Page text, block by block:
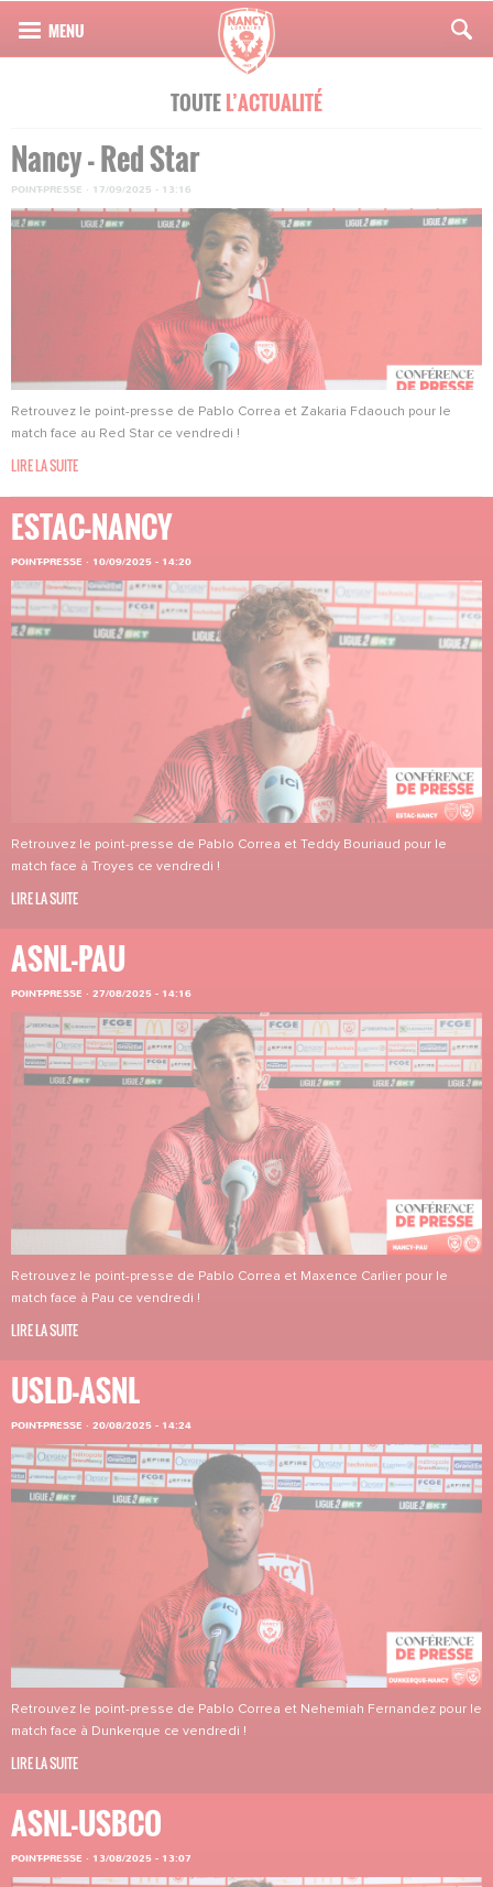
TOUTEL’ACTUALITÉ
Nancy - Red Star
POINT-PRESSE · 17/09/2025 - 13:16
Retrouvez le point-presse de Pablo Correa et Zakaria Fdaouch pour le
match face au Red Star ce vendredi !
LIRE LA SUITE
ESTAC-NANCY
POINT-PRESSE · 10/09/2025 - 14:20
Retrouvez le point-presse de Pablo Correa et Teddy Bouriaud pour le
match face à Troyes ce vendredi !
LIRE LA SUITE
ASNL-PAU
POINT-PRESSE · 27/08/2025 - 14:16
Retrouvez le point-presse de Pablo Correa et Maxence Carlier pour le
match face à Pau ce vendredi !
LIRE LA SUITE
USLD-ASNL
POINT-PRESSE · 20/08/2025 - 14:24
Retrouvez le point-presse de Pablo Correa et Nehemiah Fernandez pour le
match face à Dunkerque ce vendredi !
LIRE LA SUITE
ASNL-USBCO
POINT-PRESSE · 13/08/2025 - 13:07